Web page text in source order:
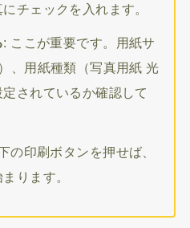
チェックを入れます。
: ここが重要です。用紙サ
、用紙種類（写真用紙 光
されているか確認して
の印刷ボタンを押せば、
ります。